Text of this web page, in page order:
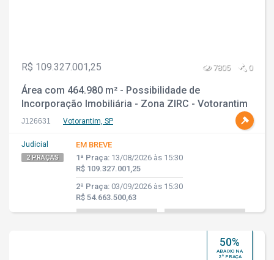
R$ 109.327.001,25 7805 0
Área com 464.980 m² - Possibilidade de
Incorporação Imobiliária - Zona ZIRC - Votorantim
- SP
J126631 Votorantim, SP
Judicial
2 PRAÇAS
EM BREVE
1ª Praça: 13/08/2026 às 15:30
R$ 109.327.001,25
2ª Praça: 03/09/2026 às 15:30
R$ 54.663.500,63
50%
ABAIXO NA
2ª PRAÇA